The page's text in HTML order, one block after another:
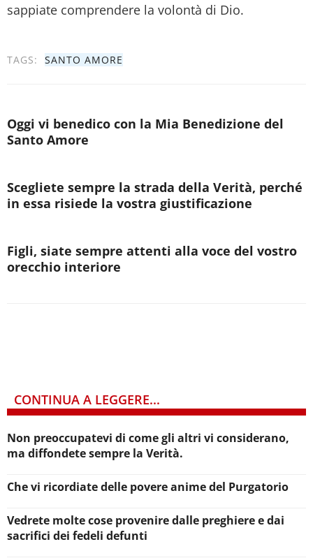
sappiate comprendere la volontà di Dio.
TAGS: SANTO AMORE
Oggi vi benedico con la Mia Benedizione del
Santo Amore
Scegliete sempre la strada della Verità, perché
in essa risiede la vostra giustificazione
Figli, siate sempre attenti alla voce del vostro
orecchio interiore
CONTINUA A LEGGERE...
Non preoccupatevi di come gli altri vi considerano,
ma diffondete sempre la Verità.
Che vi ricordiate delle povere anime del Purgatorio
Vedrete molte cose provenire dalle preghiere e dai
sacrifici dei fedeli defunti